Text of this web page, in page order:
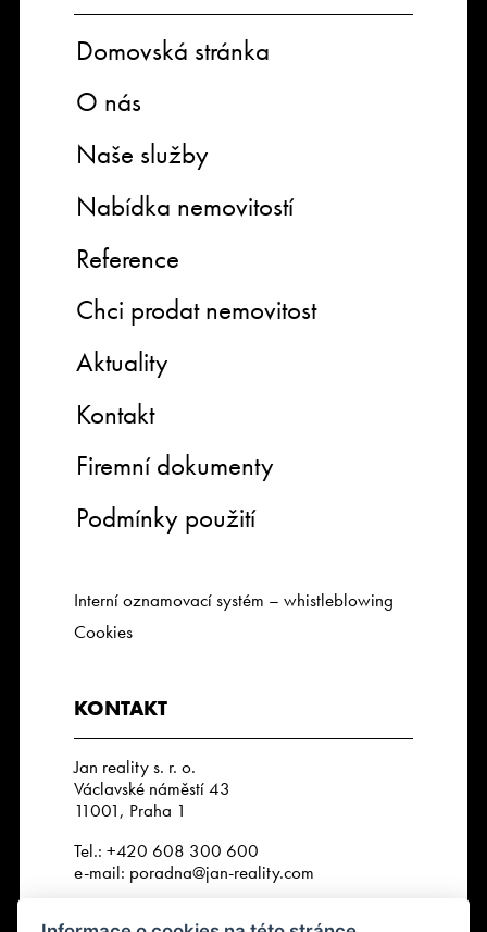
Domovská stránka
O nás
Naše služby
Nabídka nemovitostí
Reference
Chci prodat nemovitost
Aktuality
Kontakt
Firemní dokumenty
Podmínky použití
Interní oznamovací systém – whistleblowing
Cookies
KONTAKT
Jan reality s. r. o.
Václavské náměstí 43
11001, Praha 1
Tel.:+420 608 300 600
e-mail: poradna@jan-reality.com